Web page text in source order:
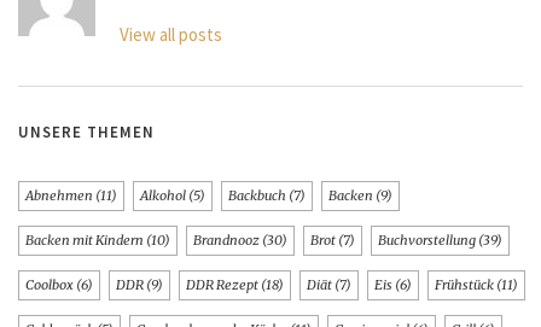
View all posts
UNSERE THEMEN
Abnehmen (11) Alkohol (5) Backbuch (7) Backen (9)
Backen mit Kindern (10) Brandnooz (30) Brot (7) Buchvorstellung (39)
Coolbox (6) DDR (9) DDR Rezept (18) Diät (7) Eis (6) Frühstück (11)